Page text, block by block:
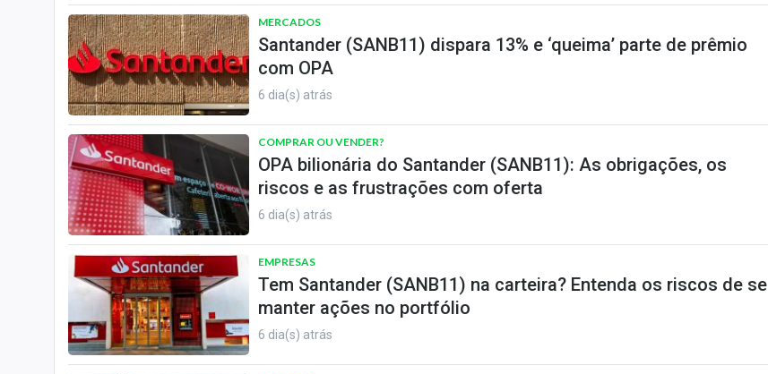
MERCADOS
Santander (SANB11) dispara 13% e ‘queima’ parte de prêmio
com OPA
6 dia(s) atrás
COMPRAR OU VENDER?
OPA bilionária do Santander (SANB11): As obrigações, os
riscos e as frustrações com oferta
6 dia(s) atrás
EMPRESAS
Tem Santander (SANB11) na carteira? Entenda os riscos de se
manter ações no portfólio
6 dia(s) atrás